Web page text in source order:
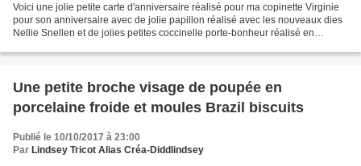
Voici une jolie petite carte d'anniversaire réalisé pour ma copinette Virginie
pour son anniversaire avec de jolie papillon réalisé avec les nouveaux dies
Nellie Snellen et de jolies petites coccinelle porte-bonheur réalisé en
Une petite broche visage de poupée en
porcelaine froide et moules Brazil biscuits
Publié le 10/10/2017 à 23:00
Par Lindsey Tricot Alias Créa-Diddlindsey